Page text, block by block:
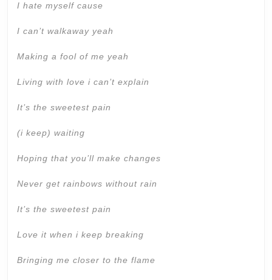
I hate myself cause
I can’t walkaway yeah
Making a fool of me yeah
Living with love i can’t explain
It’s the sweetest pain
(i keep) waiting
Hoping that you’ll make changes
Never get rainbows without rain
It’s the sweetest pain
Love it when i keep breaking
Bringing me closer to the flame